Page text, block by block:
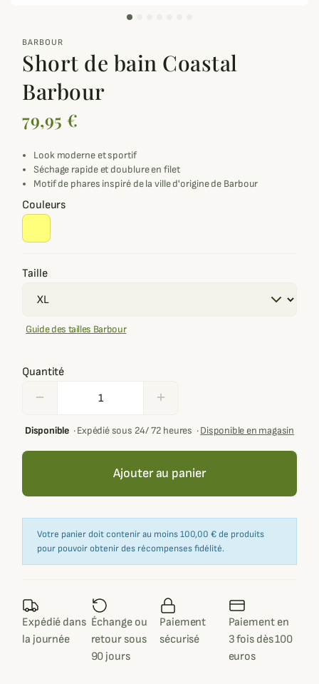
BARBOUR
Short de bain Coastal
Barbour
79,95 €
Look moderne et sportif
Séchage rapide et doublure en filet
Motif de phares inspiré de la ville d'origine de Barbour
Couleurs
Taille
Guide des tailles Barbour
Quantité
remove add
Disponible·Expédié sous 24/ 72 heures ·Disponible en magasin
Ajouter au panier
Votre panier doit contenir au moins 100,00 € de produits
pour pouvoir obtenir des récompenses fidélité.
Expédié dans
la journée
Échange ou
retour sous
90 jours
Paiement
sécurisé
Paiement en
3 fois dès 100
euros